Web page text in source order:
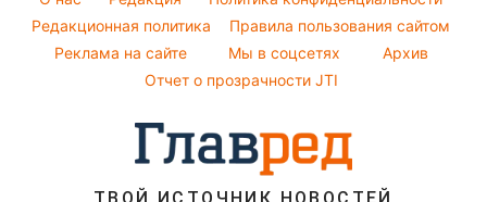
Новости Сум
Новости Черкассы
Пылевая буря
Модные ошибки
Новости моды
Советы от Андре Тана
Редакционная политика
Правила пользования сайтом
Реклама на сайте
Мы в соцсетях
Архив
Отчет о прозрачности JTI